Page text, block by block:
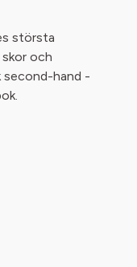
största
och
second-hand -